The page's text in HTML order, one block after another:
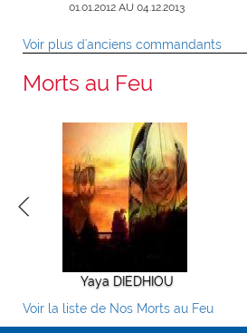
01.01.2012 AU 04.12.2013
Voir plus d'anciens commandants
Morts au Feu
Yaya DIEDHIOU
Voir la liste de Nos Morts au Feu